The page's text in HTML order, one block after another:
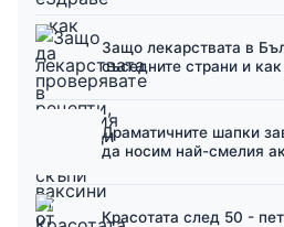
Защо лекарствата в
съседните страни и
Драматичните шапки
да носим най-смелия
Красотата след 50 -